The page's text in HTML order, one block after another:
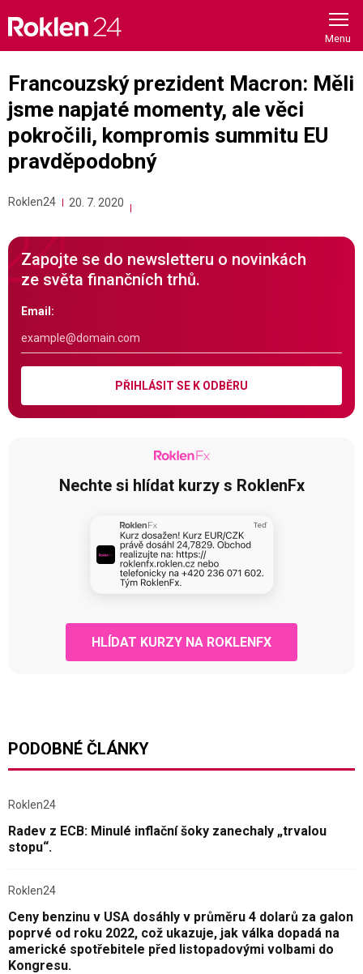
content
Francouzský prezident Macron: Měli
jsme napjaté momenty, ale věci
pokročili, kompromis summitu EU
pravděpodobný
Roklen24 20. 7. 2020
Zapojte se do newsletteru o novinkách
ze světa finančních trhů.
Email:
PŘIHLÁSIT SE K ODBĚRU
Nechte si hlídat kurzy s RoklenFx
HLÍDAT KURZY NA ROKLENFX
PODOBNÉ ČLÁNKY
Roklen24
Radev z ECB: Minulé inflační šoky zanechaly „trvalou
stopu“.
Roklen24
Ceny benzinu v USA dosáhly v průměru 4 dolarů za galon
poprvé od roku 2022, což ukazuje, jak válka dopadá na
americké spotřebitele před listopadovými volbami do
Kongresu.